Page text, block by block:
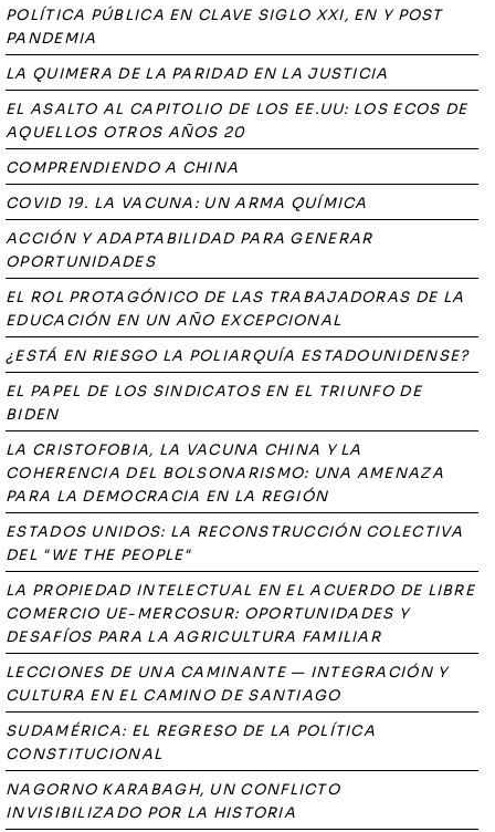
POLÍTICA PÚBLICA EN CLAVE SIGLO XXI, EN Y POST
PANDEMIA
LA QUIMERA DE LA PARIDAD EN LA JUSTICIA
EL ASALTO AL CAPITOLIO DE LOS EE.UU: LOS ECOS DE
AQUELLOS OTROS AÑOS 20
COMPRENDIENDO A CHINA
COVID 19. LA VACUNA: UN ARMA QUÍMICA
ACCIÓN Y ADAPTABILIDAD PARA GENERAR
OPORTUNIDADES
EL ROL PROTAGÓNICO DE LAS TRABAJADORAS DE LA
EDUCACIÓN EN UN AÑO EXCEPCIONAL
¿ESTÁ EN RIESGO LA POLIARQUÍA ESTADOUNIDENSE?
EL PAPEL DE LOS SINDICATOS EN EL TRIUNFO DE
BIDEN
LA CRISTOFOBIA, LA VACUNA CHINA Y LA
COHERENCIA DEL BOLSONARISMO: UNA AMENAZA
PARA LA DEMOCRACIA EN LA REGIÓN
ESTADOS UNIDOS: LA RECONSTRUCCIÓN COLECTIVA
DEL "WE THE PEOPLE"
LA PROPIEDAD INTELECTUAL EN EL ACUERDO DE LIBRE
COMERCIO UE-MERCOSUR: OPORTUNIDADES Y
DESAFÍOS PARA LA AGRICULTURA FAMILIAR
LECCIONES DE UNA CAMINANTE — INTEGRACIÓN Y
CULTURA EN EL CAMINO DE SANTIAGO
SUDAMÉRICA: EL REGRESO DE LA POLÍTICA
CONSTITUCIONAL
NAGORNO KARABAGH, UN CONFLICTO
INVISIBILIZADO POR LA HISTORIA